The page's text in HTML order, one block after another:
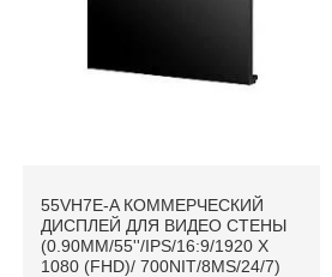
55VH7E-A КОММЕРЧЕСКИЙ
ДИСПЛЕЙ ДЛЯ ВИДЕО СТЕНЫ
(0.90MM/55''/IPS/16:9/1920 X
1080 (FHD)/ 700NIT/8MS/24/7)